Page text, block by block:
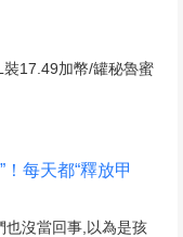
加幣/罐秘魯蜜
每天都“釋放甲
也沒當回事,以為是孩